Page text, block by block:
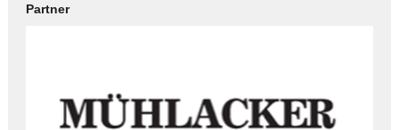
Partner